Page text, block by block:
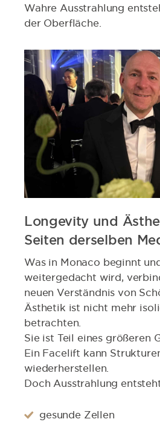
Wahre Ausstrahlung
der Oberfläche.
Longevity und
Seiten derselben
Was in Monaco beginnt
weitergedacht wird,
neuen Verständnis von
Ästhetik ist nicht mehr
betrachten.
Sie ist Teil eines größeren
Ein Facelift kann
wiederherstellen.
Doch Ausstrahlung
gesunde Zellen